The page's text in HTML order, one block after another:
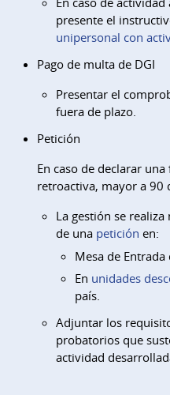
presente el
unipersonal con
Pago de multa de DGI
Presentar el
fuera de plazo.
Petición
En caso de declarar
retroactiva, mayor a 90
La gestión se
de una petición en:
Mesa de
En unidades
país.
Adjuntar los
probatorios que
actividad